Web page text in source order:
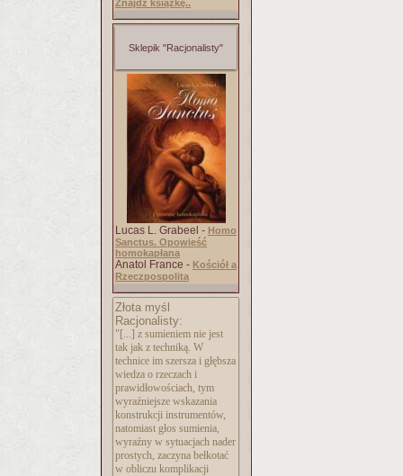
Znajdź książkę..
Sklepik "Racjonalisty"
Lucas L. Grabeel - Homo
Sanctus. Opowieść
homokapłana
Anatol France - Kościół a
Rzeczpospolita
Złota myśl
Racjonalisty:
"[...] z sumieniem nie jest
tak jak z techniką. W
technice im szersza i głębsza
wiedza o rzeczach i
prawidłowościach, tym
wyraźniejsze wskazania
konstrukcji instrumentów,
natomiast głos sumienia,
wyraźny w sytuacjach nader
prostych, zaczyna bełkotać
w obliczu komplikacji